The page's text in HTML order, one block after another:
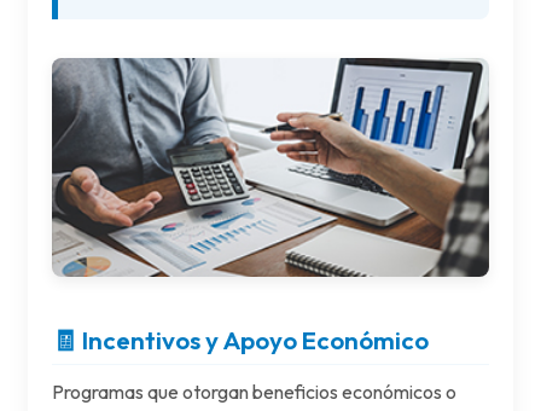
🧾 Incentivos y Apoyo Económico
Programas que otorgan beneficios económicos o